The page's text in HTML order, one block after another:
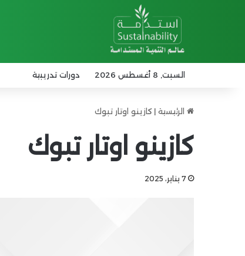
السبت, 8 أغسطس 2026 دورات تدريبية
الرئيسية | كازينو اوتار تبوك
كازينو اوتار تبوك
7 يناير، 2025